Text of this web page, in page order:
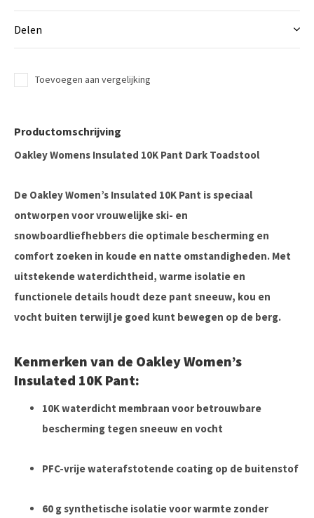
Delen
Toevoegen aan vergelijking
Productomschrijving
Oakley Womens Insulated 10K Pant Dark Toadstool
De Oakley Women’s Insulated 10K Pant is speciaal
ontworpen voor vrouwelijke ski- en
snowboardliefhebbers die optimale bescherming en
comfort zoeken in koude en natte omstandigheden. Met
uitstekende waterdichtheid, warme isolatie en
functionele details houdt deze pant sneeuw, kou en
vocht buiten terwijl je goed kunt bewegen op de berg.
Kenmerken van de Oakley Women’s
Insulated 10K Pant:
10K waterdicht membraan voor betrouwbare
bescherming tegen sneeuw en vocht
PFC-vrije waterafstotende coating op de buitenstof
60 g synthetische isolatie voor warmte zonder